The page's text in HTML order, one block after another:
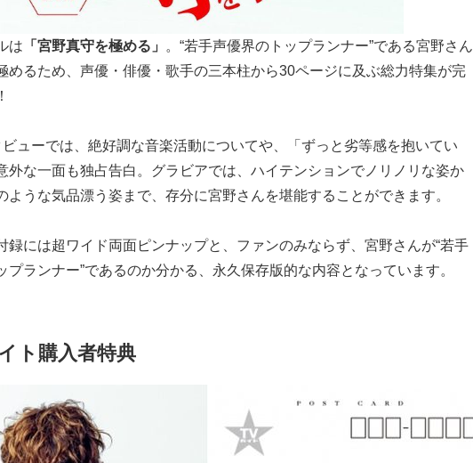
は 「宮野真守を極める」
。“若手声優界のトップランナー”である宮野さん
めるため、声優・俳優・歌手の三本柱から30ページに及ぶ総力特集が完
ューでは、絶好調な音楽活動についてや、「ずっと劣等感を抱いてい
外な一面も独占告白。グラビアでは、ハイテンションでノリノリな姿か
ような気品漂う姿まで、存分に宮野さんを堪能することができます。
録には超ワイド両面ピンナップと、ファンのみならず、宮野さんが“若手
プランナー”であるのか分かる、永久保存版的な内容となっています。
ト購入者特典